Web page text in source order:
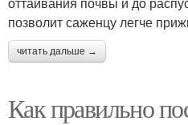
позволит саженцу легче
читать дальше →
Как правильно